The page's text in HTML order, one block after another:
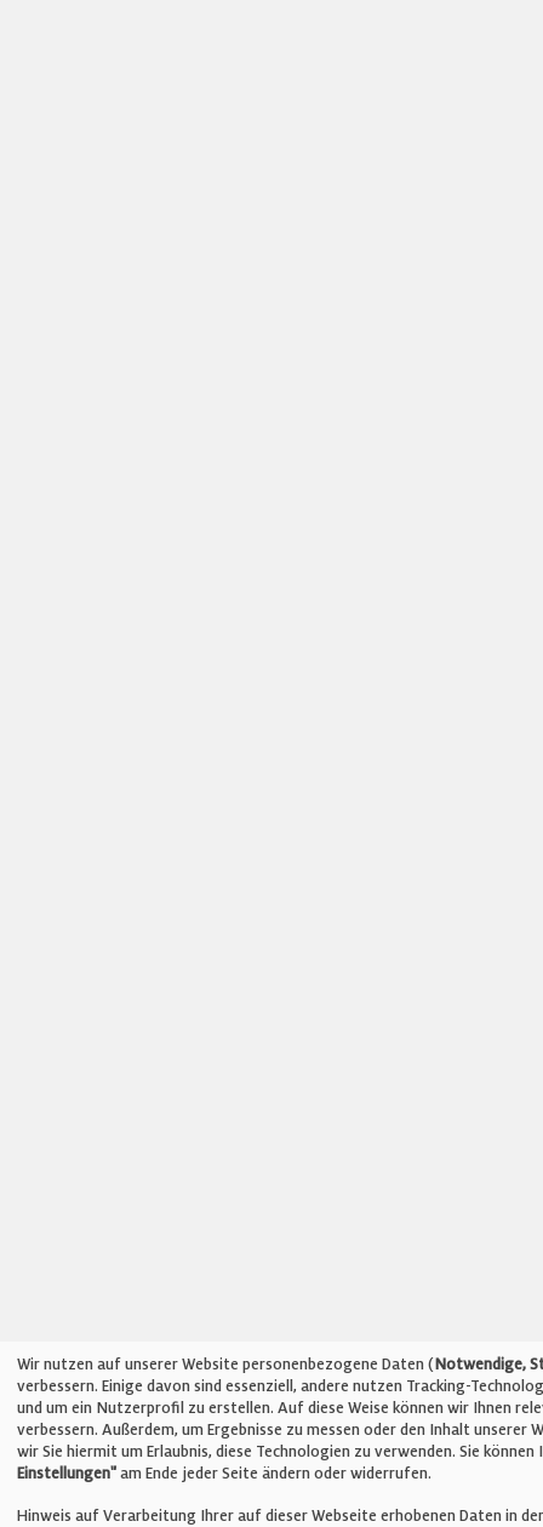
Wir nutzen auf unserer Website personenbezogene Daten (Notwendige,
verbessern. Einige davon sind essenziell, andere nutzen Tracking-
und um ein Nutzerprofil zu erstellen. Auf diese Weise können wir Ihnen
verbessern. Außerdem, um Ergebnisse zu messen oder den Inhalt
wir Sie hiermit um Erlaubnis, diese Technologien zu verwenden. Sie
Einstellungen" am Ende jeder Seite ändern oder widerrufen.
Hinweis auf Verarbeitung Ihrer auf dieser Webseite erhobenen Daten in